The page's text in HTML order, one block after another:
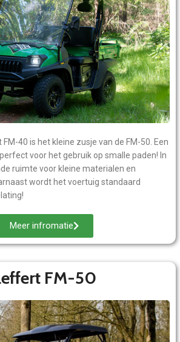
40 is het kleine zusje van de FM-50. Een
voor het gebruik op smalle paden! In
ruimte voor kleine materialen en
wordt het voertuig standaard
Meer infromatie
FM-50